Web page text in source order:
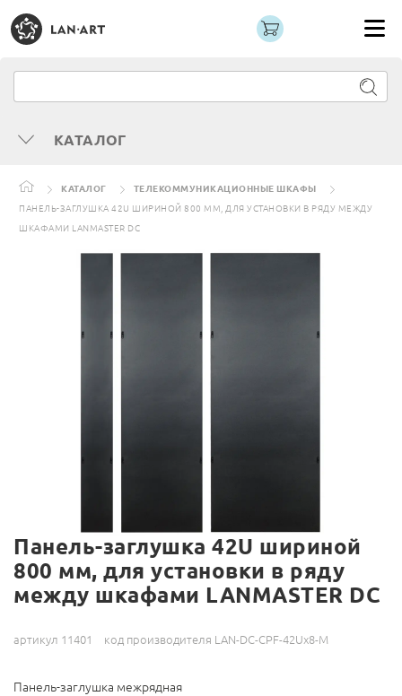
КАТАЛОГ
КАТАЛОГ
ТЕЛЕКОММУНИКАЦИОННЫЕ ШКАФЫ
ПАНЕЛЬ-ЗАГЛУШКА 42U ШИРИНОЙ 800 ММ, ДЛЯ УСТАНОВКИ В РЯДУ МЕЖДУ
ШКАФАМИ LANMASTER DC
Панель-заглушка 42U шириной
800 мм, для установки в ряду
между шкафами LANMASTER DC
артикул 11401 код производителя LAN-DC-CPF-42Ux8-M
Панель-заглушка межрядная